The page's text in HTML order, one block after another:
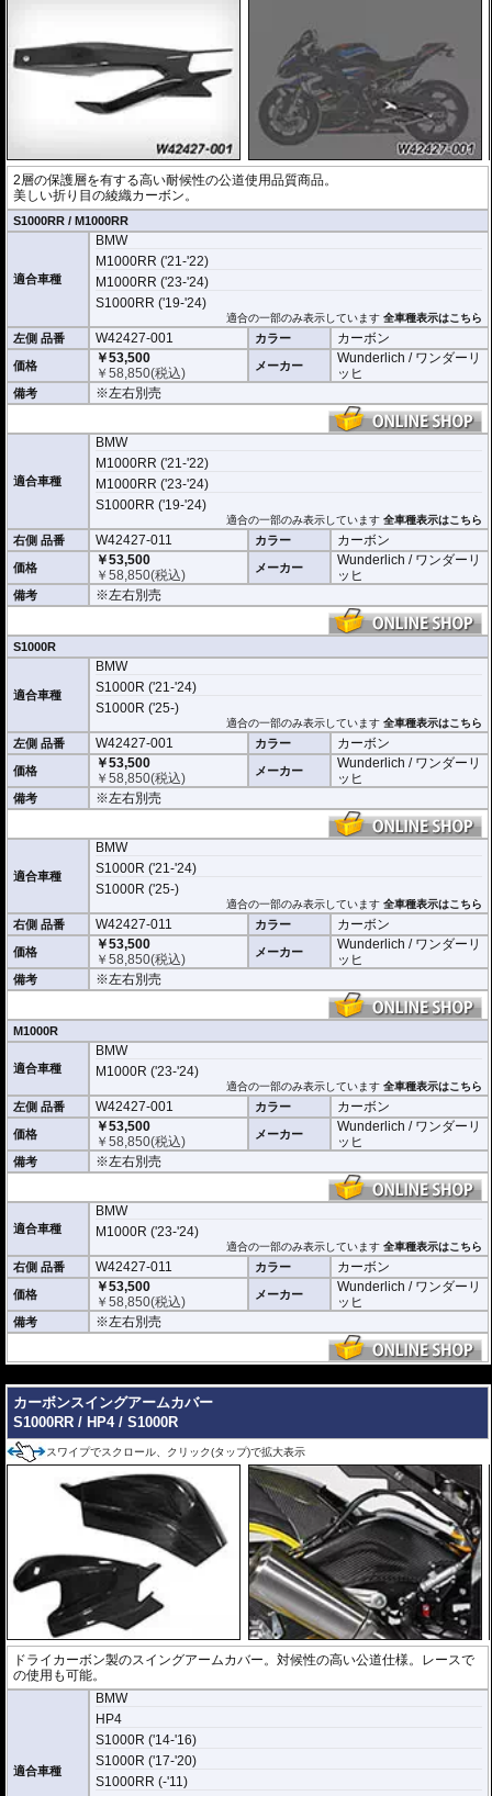
2層の保護層を有する高い耐候性の公道使用品質商品。
美しい折り目の綾織カーボン。
S1000RR / M1000RR
適合車種
BMW
M1000RR ('21-'22)
M1000RR ('23-'24)
S1000RR ('19-'24)
適合の一部のみ表示しています全車種表示はこちら
左側 品番 W42427-001 カラー カーボン
価格
￥53,500
￥58,850(税込) メーカー
Wunderlich / ワンダーリ
ッヒ
備考 ※左右別売
適合車種
BMW
M1000RR ('21-'22)
M1000RR ('23-'24)
S1000RR ('19-'24)
適合の一部のみ表示しています全車種表示はこちら
右側 品番 W42427-011 カラー カーボン
価格
￥53,500
￥58,850(税込) メーカー
Wunderlich / ワンダーリ
ッヒ
備考 ※左右別売
S1000R
適合車種
BMW
S1000R ('21-'24)
S1000R ('25-)
適合の一部のみ表示しています全車種表示はこちら
左側 品番 W42427-001 カラー カーボン
価格
￥53,500
￥58,850(税込) メーカー
Wunderlich / ワンダーリ
ッヒ
備考 ※左右別売
適合車種
BMW
S1000R ('21-'24)
S1000R ('25-)
適合の一部のみ表示しています全車種表示はこちら
右側 品番 W42427-011 カラー カーボン
価格
￥53,500
￥58,850(税込) メーカー
Wunderlich / ワンダーリ
ッヒ
備考 ※左右別売
M1000R
適合車種
BMW
M1000R ('23-'24)
適合の一部のみ表示しています全車種表示はこちら
左側 品番 W42427-001 カラー カーボン
価格
￥53,500
￥58,850(税込) メーカー
Wunderlich / ワンダーリ
ッヒ
備考 ※左右別売
適合車種
BMW
M1000R ('23-'24)
適合の一部のみ表示しています全車種表示はこちら
右側 品番 W42427-011 カラー カーボン
価格
￥53,500
￥58,850(税込) メーカー
Wunderlich / ワンダーリ
ッヒ
備考 ※左右別売
カーボンスイングアームカバー
S1000RR / HP4 / S1000R
スワイプでスクロール、クリック(タップ)で拡大表示
ドライカーボン製のスイングアームカバー。対候性の高い公道仕様。レースで
の使用も可能。
適合車種
BMW
HP4
S1000R ('14-'16)
S1000R ('17-'20)
S1000RR (-'11)